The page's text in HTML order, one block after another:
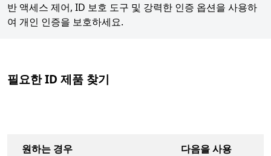
반 액세스 제어, ID 보호 도구 및 강력한 인증 옵션을 사용하
여 개인 인증을 보호하세요.
필요한 ID 제품 찾기
원하는 경우 다음을 사용